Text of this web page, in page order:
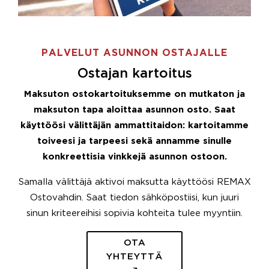
PALVELUT ASUNNON OSTAJALLE
Ostajan kartoitus
Maksuton ostokartoituksemme on mutkaton ja
maksuton tapa aloittaa asunnon osto. Saat
käyttöösi välittäjän ammattitaidon: kartoitamme
toiveesi ja tarpeesi sekä annamme sinulle
konkreettisia vinkkejä asunnon ostoon.
Samalla välittäjä aktivoi maksutta käyttöösi REMAX
Ostovahdin. Saat tiedon sähköpostiisi, kun juuri
sinun kriteereihisi sopivia kohteita tulee myyntiin.
OTA
YHTEYTTÄ